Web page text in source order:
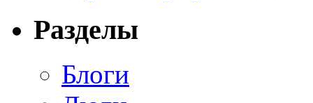
Разделы
Блоги